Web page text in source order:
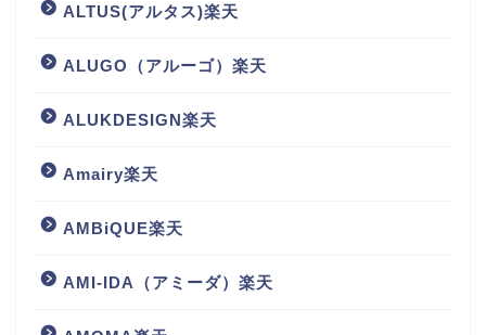
ALTUS(アルタス)楽天
ALUGO（アルーゴ）楽天
ALUKDESIGN楽天
Amairy楽天
AMBiQUE楽天
AMI-IDA（アミーダ）楽天